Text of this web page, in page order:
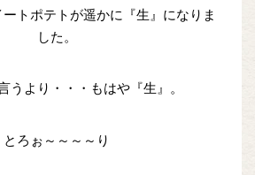
トポテトが遥かに『生』になりま
した。
うより・・・もはや『生』。
とろぉ～～～～り